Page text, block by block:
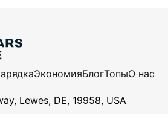
ЭкономияБлогТопыО нас
Lewes, DE, 19958, USA